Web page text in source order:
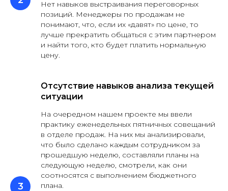
Нет навыков выстраивания переговорных
позиций. Менеджеры по продажам не
понимают, что, если их «давят» по цене, то
лучше прекратить общаться с этим партнером
и найти того, кто будет платить нормальную
цену.
Отсутствие навыков анализа текущей
ситуации
На очередном нашем проекте мы ввели
практику еженедельных пятничных совещаний
в отделе продаж. На них мы анализировали,
что было сделано каждым сотрудником за
прошедшую неделю, составляли планы на
следующую неделю, смотрели, как они
соотносятся с выполнением бюджетного
плана.